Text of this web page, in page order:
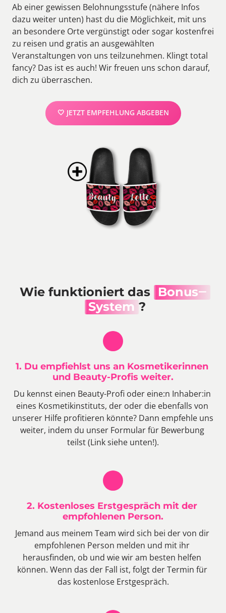
Ab einer gewissen Belohnungsstufe (nähere Infos
dazu weiter unten) hast du die Möglichkeit, mit uns
an besondere Orte vergünstigt oder sogar kostenfrei
zu reisen und gratis an ausgewählten
Veranstaltungen von uns teilzunehmen. Klingt total
fancy? Das ist es auch! Wir freuen uns schon darauf,
dich zu überraschen.
🤍 JETZT EMPFEHLUNG ABGEBEN
Wie funktioniert das
Bonus‒
System ?
1. Du empfiehlst uns an Kosmetikerinnen
und Beauty-Profis weiter.
Du kennst einen Beauty-Profi oder eine:n Inhaber:in
eines Kosmetikinstituts, der oder die ebenfalls von
unserer Hilfe profitieren könnte? Dann empfehle uns
weiter, indem du unser Formular für Bewerbung
teilst (Link siehe unten!).
2. Kostenloses Erstgespräch mit der
empfohlenen Person.
Jemand aus meinem Team wird sich bei der von dir
empfohlenen Person melden und mit ihr
herausfinden, ob und wie wir am besten helfen
können. Wenn das der Fall ist, folgt der Termin für
das kostenlose Erstgespräch.